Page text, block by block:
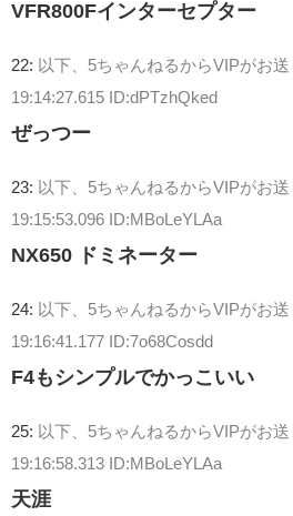
VFR800Fインターセプター
22: 以下、5ちゃんねるからVIPがお
19:14:27.615 ID:dPTzhQked
ぜっつー
23: 以下、5ちゃんねるからVIPがお
19:15:53.096 ID:MBoLeYLAa
NX650 ドミネーター
24: 以下、5ちゃんねるからVIPがお
19:16:41.177 ID:7o68Cosdd
F4もシンプルでかっこいい
25: 以下、5ちゃんねるからVIPがお
19:16:58.313 ID:MBoLeYLAa
天涯